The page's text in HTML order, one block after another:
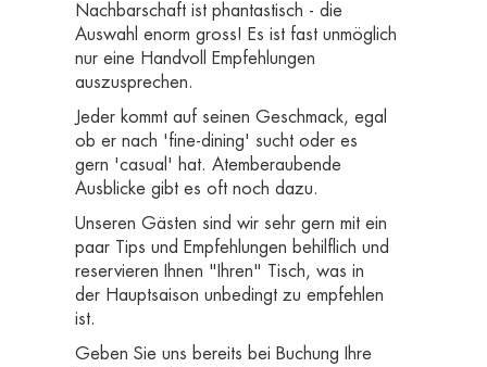
Nachbarschaft ist phantastisch - die
Auswahl enorm gross! Es ist fast unmöglich
nur eine Handvoll Empfehlungen
auszusprechen.
Jeder kommt auf seinen Geschmack, egal
ob er nach 'fine-dining' sucht oder es
gern 'casual' hat. Atemberaubende
Ausblicke gibt es oft noch dazu.
Unseren Gästen sind wir sehr gern mit ein
paar Tips und Empfehlungen behilflich und
reservieren Ihnen "Ihren" Tisch, was in
der Hauptsaison unbedingt zu empfehlen
ist.
Geben Sie uns bereits bei Buchung Ihre